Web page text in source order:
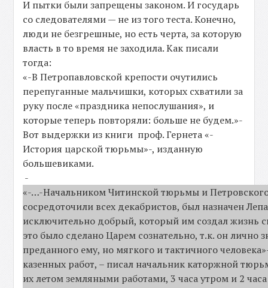
И пытки были запрещены законом. И государь
со следователями — не из того теста. Конечно,
люди не безгрешные, но есть черта, за которую
власть в то время не заходила. Как писали
тогда:
«-В Петропавловской крепости очутились
перепуганные мальчишки, которых схватили за
руку после «праздника непослушания», и
которые теперь повторяли: больше не будем.»-
Вот выдержки из книги проф. Гернета «-
История царской тюрьмы»-, изданную
большевиками.
-
«-…-Начальником Читинской тюрьмы и
сосредоточили всех декабристов, был назначен
исключительно добрый, который им создал жизнь
это было сделано Царем сознательно, т.к. он лично
преданного ему, но мягкого и тактичного
казенных работ, – писал начальник каторжной
их летом земляными работами, 3 часа утром и 2